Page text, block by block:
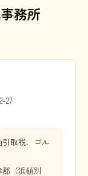
務所
27
取税、ゴル
（浜頓別